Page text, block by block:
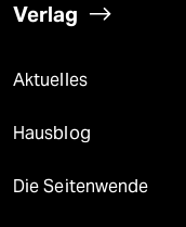
Verlag
Aktuelles
Hausblog
Die Seitenwende